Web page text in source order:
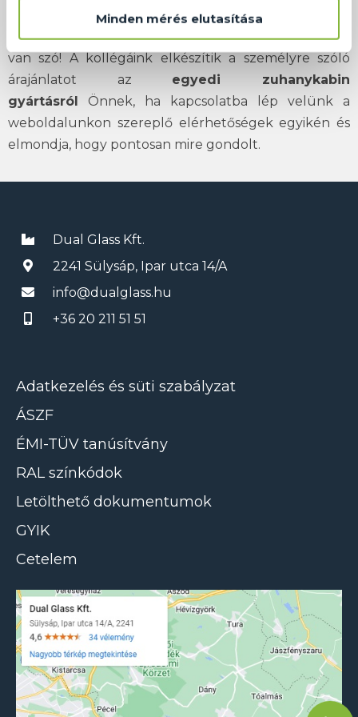
Minden mérés elutasítása
számíthat akkor, ha egyedi, prémium minőséget
képviselő szaniterek tervezéséről és kivitelezéséről
van szó! A kollégáink elkészítik a személyre szóló
árajánlatot az egyedi zuhanykabin
gyártásról
Önnek, ha kapcsolatba lép velünk a
weboldalunkon szereplő elérhetőségek egyikén és
elmondja, hogy pontosan mire gondolt.
Dual Glass Kft.
2241 Sülysáp, Ipar utca 14/A
info@dualglass.hu
+36 20 211 51 51
Adatkezelés és süti szabályzat
ÁSZF
ÉMI-TÜV tanúsítvány
RAL színkódok
Letölthető dokumentumok
GYIK
Cetelem